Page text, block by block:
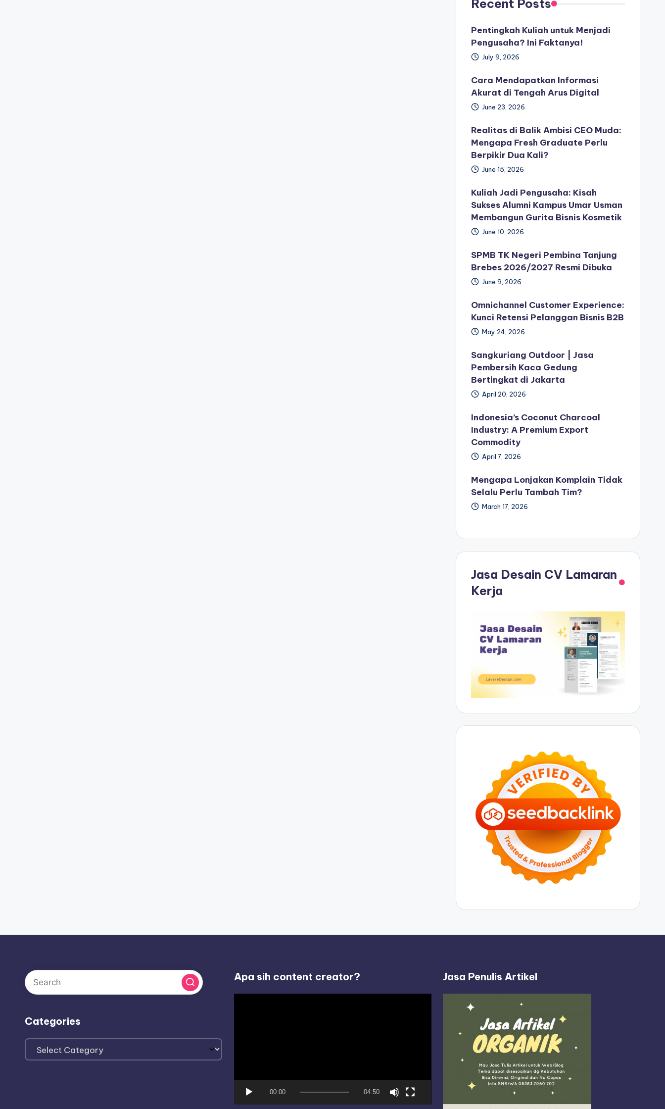
Recent Posts
Pentingkah Kuliah untuk Menjadi
Pengusaha? Ini Faktanya!
July 9, 2026
Cara Mendapatkan Informasi
Akurat di Tengah Arus Digital
June 23, 2026
Realitas di Balik Ambisi CEO Muda:
Mengapa Fresh Graduate Perlu
Berpikir Dua Kali?
June 15, 2026
Kuliah Jadi Pengusaha: Kisah
Sukses Alumni Kampus Umar Usman
Membangun Gurita Bisnis Kosmetik
June 10, 2026
SPMB TK Negeri Pembina Tanjung
Brebes 2026/2027 Resmi Dibuka
June 9, 2026
Omnichannel Customer Experience:
Kunci Retensi Pelanggan Bisnis B2B
May 24, 2026
Sangkuriang Outdoor | Jasa
Pembersih Kaca Gedung
Bertingkat di Jakarta
April 20, 2026
Indonesia’s Coconut Charcoal
Industry: A Premium Export
Commodity
April 7, 2026
Mengapa Lonjakan Komplain Tidak
Selalu Perlu Tambah Tim?
March 17, 2026
Jasa Desain CV Lamaran
Kerja
Categories
Categories
Apa sih content creator?
00:00 04:50
Jasa Penulis Artikel